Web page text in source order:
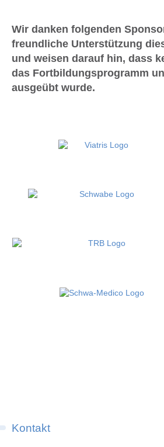
Wir danken folgenden
freundliche Unterstützung
und weisen darauf hin, dass
das Fortbildungsprogramm
ausgeübt wurde.
Kontakt